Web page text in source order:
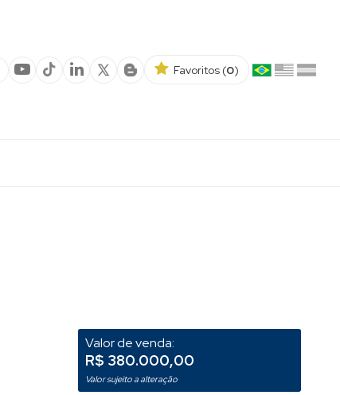
Favoritos (0)
Valor de venda:
R$ 380.000,00
Valor sujeito a alteração